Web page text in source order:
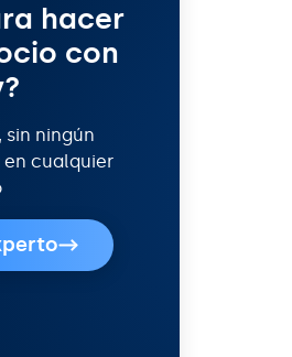
hacer
con
sin ningún
cualquier